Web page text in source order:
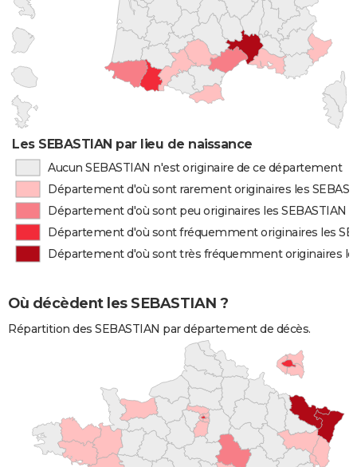
Les SEBASTIAN par lieu de naissance
Aucun SEBASTIAN n'est originaire de ce département
Département d'où sont rarement originaires les
Département d'où sont peu originaires les SEBASTIAN
Département d'où sont fréquemment originaires les
Département d'où sont très fréquemment originaires
Où décèdent les SEBASTIAN ?
Répartition des SEBASTIAN par département de décès.